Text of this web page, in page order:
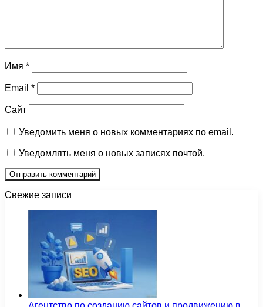
Имя *
Email *
Сайт
Уведомить меня о новых комментариях по email.
Уведомлять меня о новых записях почтой.
Свежие записи